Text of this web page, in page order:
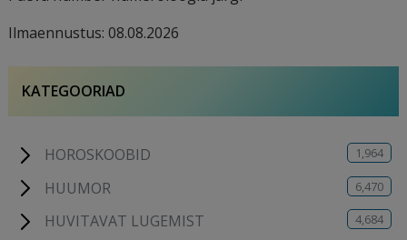
Ilmaennustus: 08.08.2026
KATEGOORIAD
HOROSKOOBID 1,964
HUUMOR 6,470
HUVITAVAT LUGEMIST 4,684